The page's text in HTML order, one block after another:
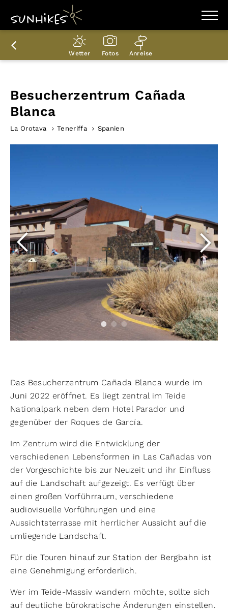
WANDERZIELE
WANDERUNGEN
ENTDECKEN
PLANER
Wetter Fotos Anreise
Besucherzentrum Cañada
Blanca
La Orotava Teneriffa Spanien
Das Besucherzentrum Cañada Blanca wurde im
Juni 2022 eröffnet. Es liegt zentral im Teide
Nationalpark neben dem Hotel Parador und
gegenüber der Roques de García.
Im Zentrum wird die Entwicklung der
verschiedenen Lebensformen in Las Cañadas von
der Vorgeschichte bis zur Neuzeit und ihr Einfluss
auf die Landschaft aufgezeigt. Es verfügt über
einen großen Vorführraum, verschiedene
audiovisuelle Vorführungen und eine
Aussichtsterrasse mit herrlicher Aussicht auf die
umliegende Landschaft.
Für die Touren hinauf zur Station der Bergbahn ist
eine Genehmigung erforderlich.
Wer im Teide-Massiv wandern möchte, sollte sich
auf deutliche bürokratische Änderungen einstellen.